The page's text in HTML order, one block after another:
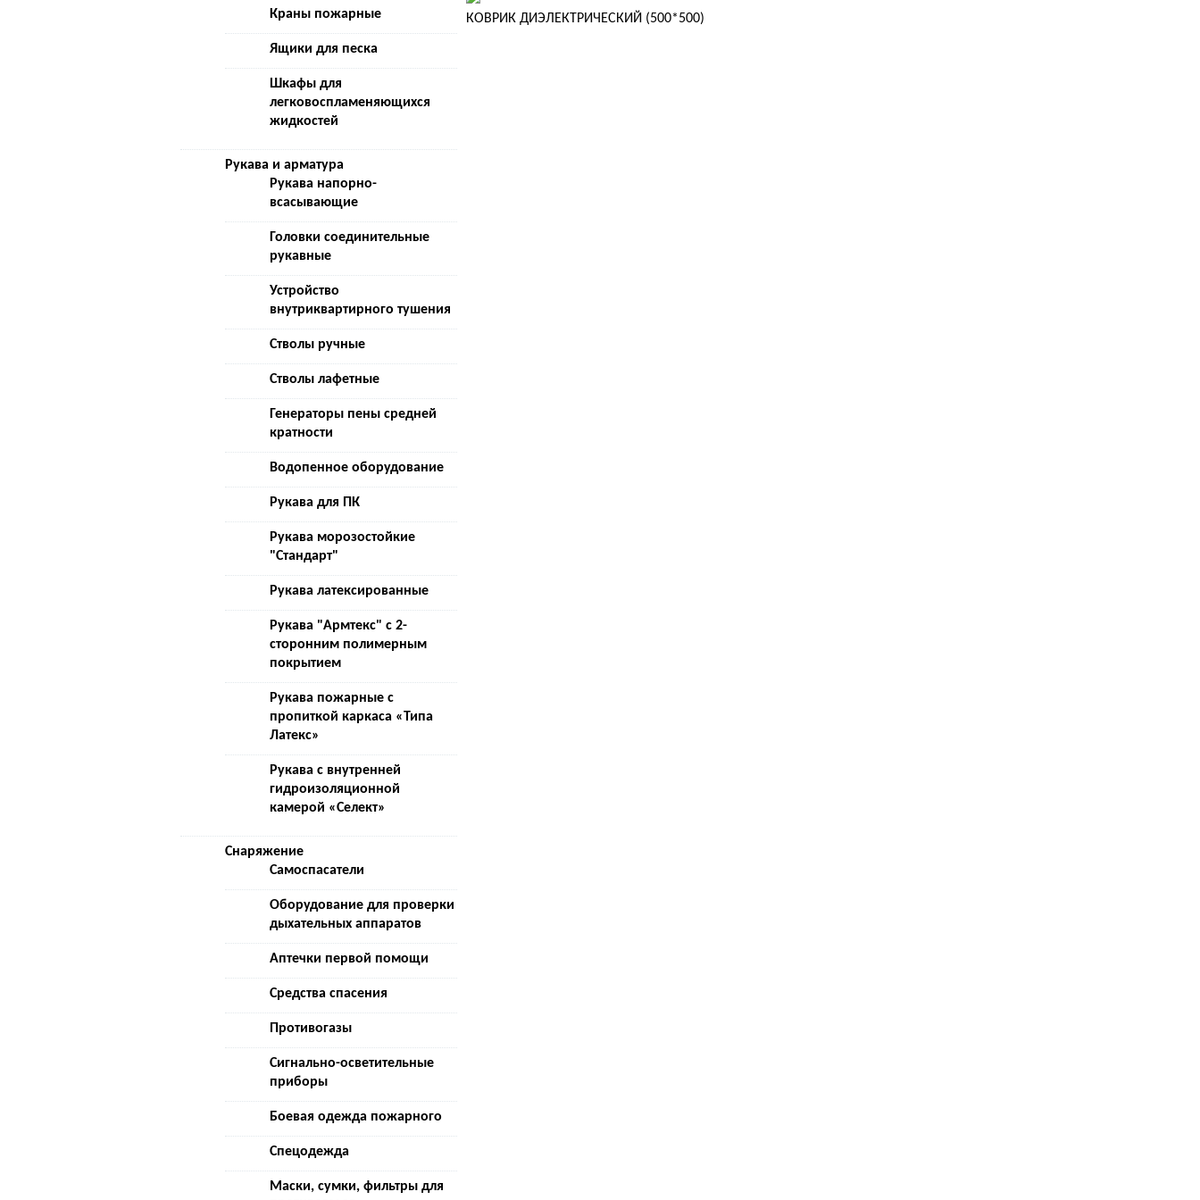
Краны пожарные
Ящики для песка
Шкафы для
легковоспламеняющихся
жидкостей
Рукава и арматура
Рукава напорно-
всасывающие
Головки соединительные
рукавные
Устройство
внутриквартирного тушения
Стволы ручные
Стволы лафетные
Генераторы пены средней
кратности
Водопенное оборудование
Рукава для ПК
Рукава морозостойкие
"Стандарт"
Рукава латексированные
Рукава "Армтекс" с 2-
сторонним полимерным
покрытием
Рукава пожарные с
пропиткой каркаса «Типа
Латекс»
Рукава с внутренней
гидроизоляционной
камерой «Селект»
Снаряжение
Самоспасатели
Оборудование для проверки
дыхательных аппаратов
Аптечки первой помощи
Средства спасения
Противогазы
Сигнально-осветительные
приборы
Боевая одежда пожарного
Спецодежда
Маски, сумки, фильтры для
КОВРИК ДИЭЛЕКТРИЧЕСКИЙ (500*500)